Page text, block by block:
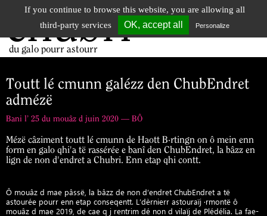
chubri
du galo pourr astourr
Toutt lé cmunn galézz den ChubEndret
admézë
Bani l’ 25 du mouâz d juin 2020 — BÔ
Mézë câziment toutt lé cmunn de Haott B·rtingn on ô mein enn
form en galo qhi'a të rassérée e banî den ChubEndret, la bâzz en
lign de non d'endret a Chubri. Enn etap qhi contt.
Ô mouâz d mae pâssë, la bâzz de non d’endret ChubEndret a të
astourée pourr enn etap conseqentt. L’dèrnierr astouraïj ·rmontë ô
mouâz d mae 2019, de cae q j rentrim dé non d vilaïj de Plédélia. La fae-
If you continue to browse this website, you are allowing all
third-party services
OK, accept all Personalize